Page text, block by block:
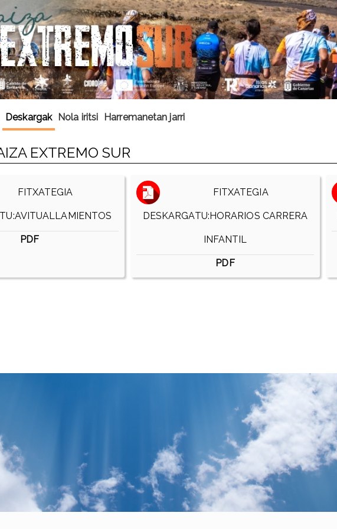
Deskargak Nola iritsi Harremanetan jarri
EXTREMO SUR
FITXATEGIA
PDF
FITXATEGIA
DESKARGATU:HORARIOS CARRERA
INFANTIL
PDF